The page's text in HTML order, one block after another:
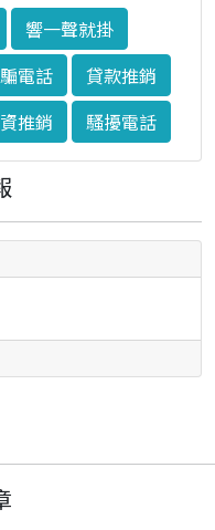
響一聲就掛
電話
貸款推銷
推銷 騷擾電話